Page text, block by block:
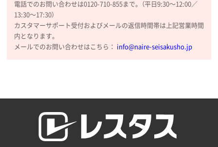
大阪府のお客様
厚手コットンマチ付トートL ナチュラル(A4対応)
200枚
2025年12月25日 13:33
以前の注文も含め価格と品質
青森県K社様
電話でのお問い合わせは0120-710-855まで。（平日9:30〜12:00／
13:30〜17:30）
カスタマーサポート受付およびメールの返信時間帯は上記営業時間
内となります。
メールでのお問い合わせはこちら： info@naire-seisakusho.jp